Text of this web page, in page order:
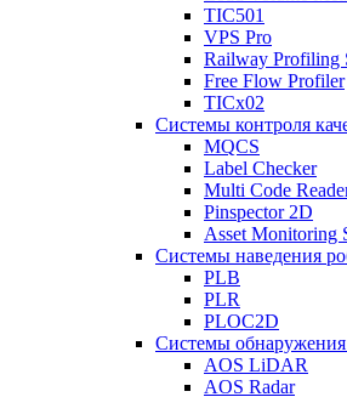
TIC501
VPS Pro
Railway Profiling
Free Flow Profiler
TICx02
Системы контроля
MQCS
Label Checker
Multi Code
Pinspector 2D
Asset Monitoring
Системы наведения
PLB
PLR
PLOC2D
Системы обнаружения
AOS LiDAR
AOS Radar